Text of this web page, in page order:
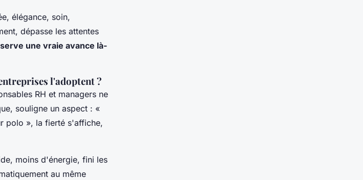
élégance, soin,
dépasse les attentes
une vraie avance là-
l'adoptent ?
RH et managers ne
souligne un aspect : «
polo », la fierté s'affiche,
moins d'énergie, fini les
au même